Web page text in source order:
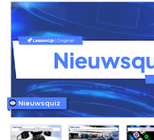
Nieuwsquiz